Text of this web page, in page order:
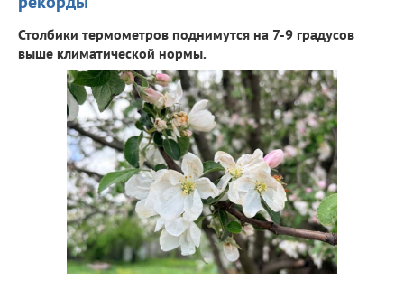
Столбики термометров поднимутся на 7-9 градусов
выше климатической нормы.